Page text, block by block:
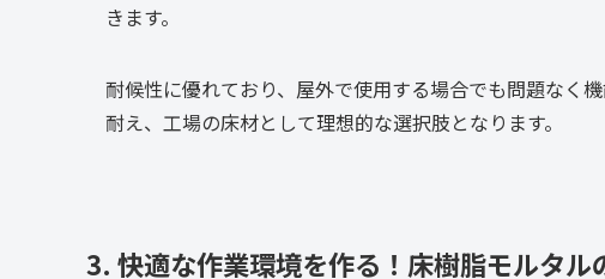
きます。
耐候性に優れており、屋外で使用する場合でも問題なく
耐え、工場の床材として理想的な選択肢となります。
3. 快適な作業環境を作る！床樹脂モルタル